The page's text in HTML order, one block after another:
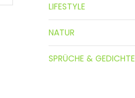
LIFESTYLE
NATUR
SPRÜCHE & GEDICHTE